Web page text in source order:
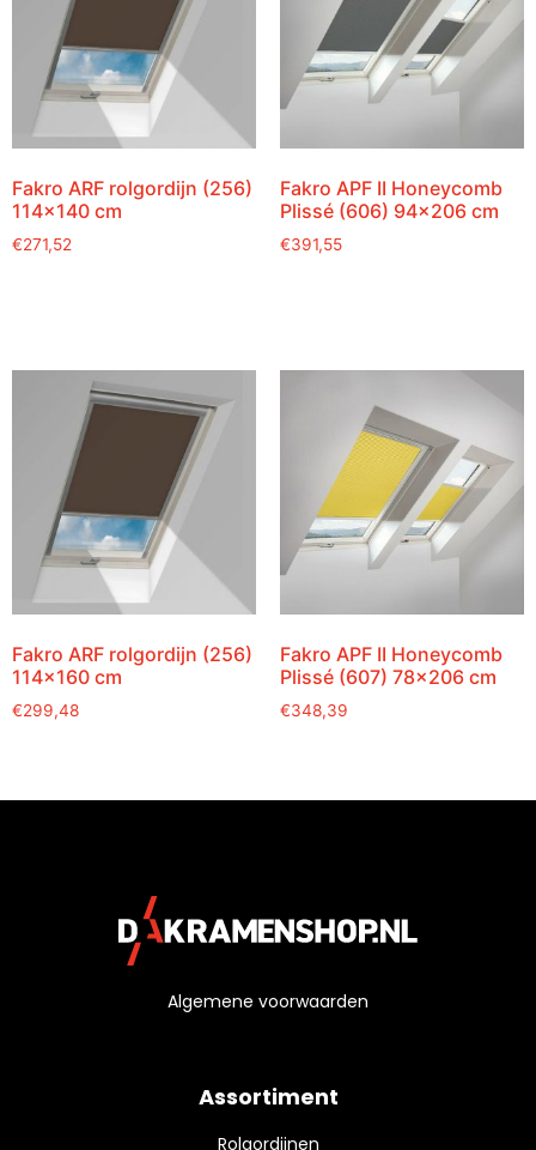
Fakro ARF rolgordijn (256)
114×140 cm
€271,52
Fakro APF II Honeycomb
Plissé (606) 94×206 cm
€391,55
Fakro ARF rolgordijn (256)
114×160 cm
€299,48
Fakro APF II Honeycomb
Plissé (607) 78×206 cm
€348,39
Algemene voorwaarden
Assortiment
Rolgordijnen